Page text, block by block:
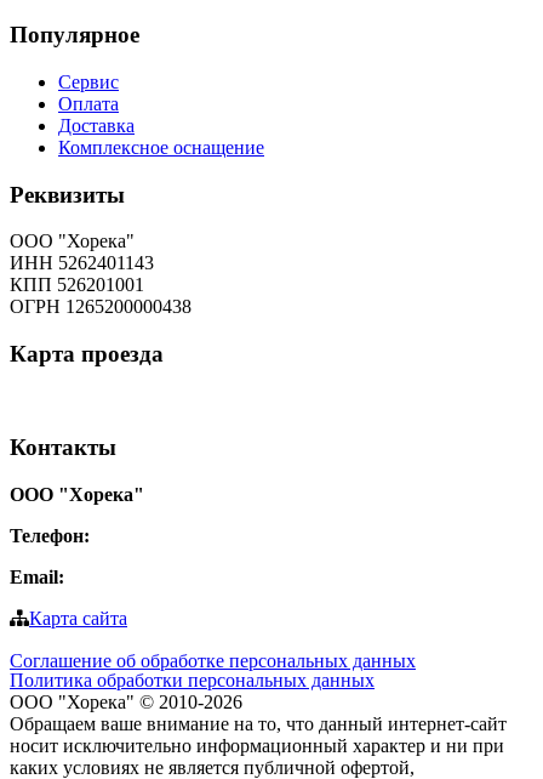
Популярное
Сервис
Оплата
Доставка
Комплексное оснащение
Реквизиты
ООО "Хорека"
ИНН 5262401143
КПП 526201001
ОГРН 1265200000438
Карта проезда
Контакты
ООО "Хорека"
Телефон:
Email:
Карта сайта
Соглашение об обработке персональных данных
Политика обработки персональных данных
ООО "Хорека" © 2010-2026
Обращаем ваше внимание на то, что данный интернет-сайт
носит исключительно информационный характер и ни при
каких условиях не является публичной офертой,